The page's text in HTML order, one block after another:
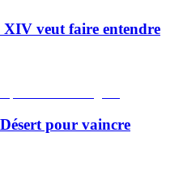
XIV veut faire entendre
pour vaincre